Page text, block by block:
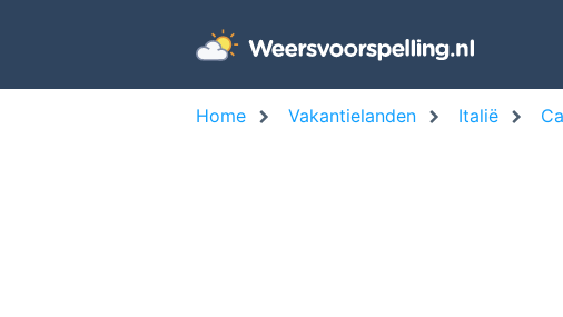
Home Vakantielanden Italië